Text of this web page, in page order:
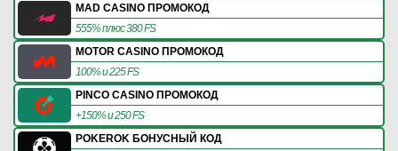
MAD CASINO ПРОМОКОД
555% плюс 380 FS
MOTOR CASINO ПРОМОКОД
100% и 225 FS
PINCO CASINO ПРОМОКОД
+150% и 250 FS
POKEROK БОНУСНЫЙ КОД